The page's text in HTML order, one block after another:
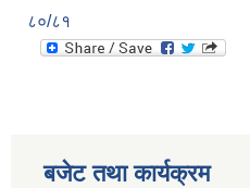
८०/८१
बजेट तथा कार्यक्रम